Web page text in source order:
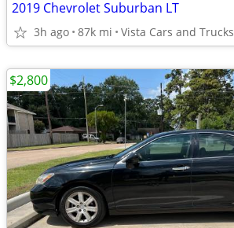
2019 Chevrolet Suburban LT
3h ago 87k mi Vista Cars and Trucks
$2,800